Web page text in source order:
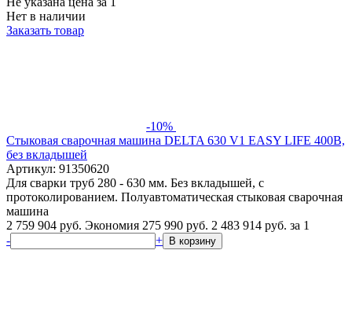
Нет в наличии
Заказать товар
-10%
Стыковая сварочная машина DELTA 630 V1 EASY LIFE 400В,
без вкладышей
Артикул: 91350620
Для сварки труб 280 - 630 мм. Без вкладышей, с
протоколированием. Полуавтоматическая стыковая сварочная
машина
2 759 904 руб. Экономия 275 990 руб. 2 483 914 руб. за 1
-
+ В корзину